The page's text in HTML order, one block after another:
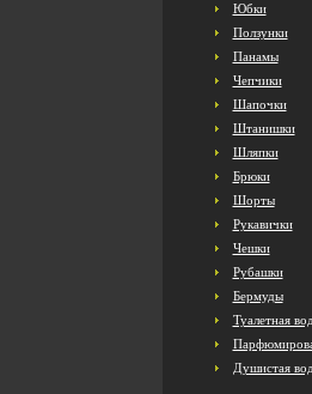
Юбки
Ползунки
Панамы
Чепчики
Шапочки
Штанишки
Шляпки
Брюки
Шорты
Рукавички
Чешки
Рубашки
Бермуды
Туалетная
Душистая